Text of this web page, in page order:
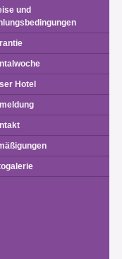
und
Hotel